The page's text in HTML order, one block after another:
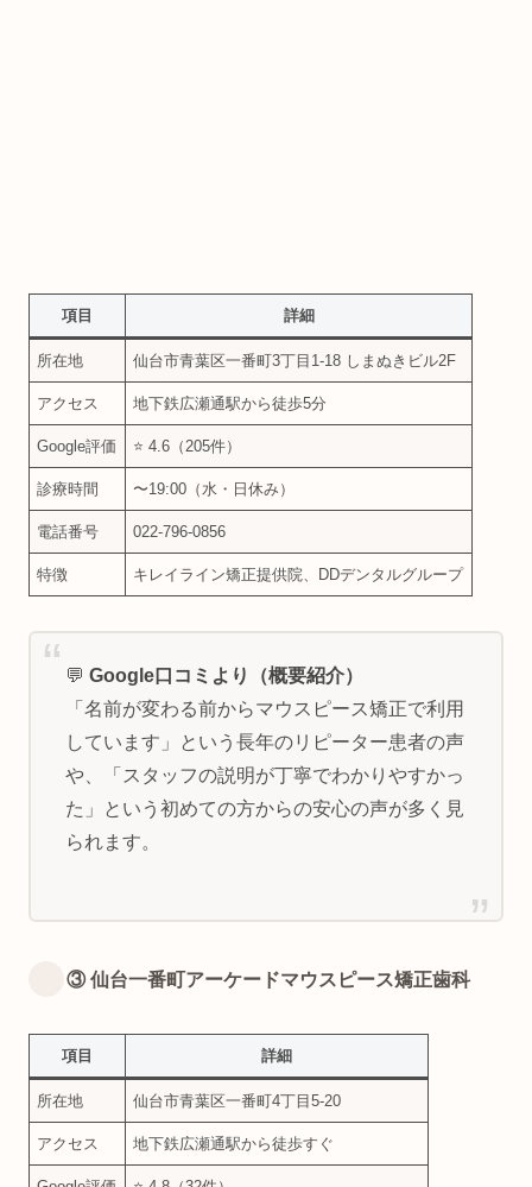
項目 詳細
所在地 仙台市青葉区一番町3丁目1-18 しまぬきビル2F
アクセス 地下鉄広瀬通駅から徒歩5分
Google評価 ⭐ 4.6（205件）
診療時間 〜19:00（水・日休み）
電話番号 022-796-0856
特徴 キレイライン矯正提供院、DDデンタルグループ
💬 Google口コミより（概要紹介）
「名前が変わる前からマウスピース矯正で利用
しています」という長年のリピーター患者の声
や、「スタッフの説明が丁寧でわかりやすかっ
た」という初めての方からの安心の声が多く見
られます。
③ 仙台一番町アーケードマウスピース矯正歯科
項目 詳細
所在地 仙台市青葉区一番町4丁目5-20
アクセス 地下鉄広瀬通駅から徒歩すぐ